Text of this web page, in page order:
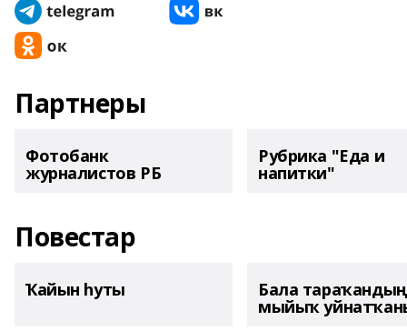
Партнеры
Фотобанк
журналистов РБ
Рубрика "Еда и
напитки"
Повестар
Ҡайын һуты Бала тараҡандың
мыйыҡ